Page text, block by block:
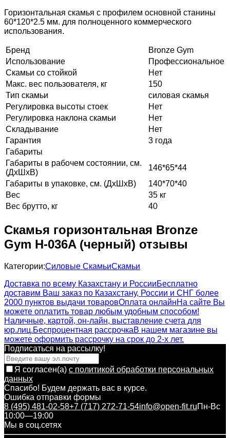
Горизонтальная скамья с профилем основной станины
60*120*2.5 мм. для полноценного коммерческого
использования.
Бренд
Bronze Gym
Использование
Профессиональное
Скамьи со стойкой
Нет
Макс. вес пользователя, кг
150
Тип скамьи
силовая скамья
Регулировка высоты стоек
Нет
Регулировка наклона скамьи
Нет
Складывание
Нет
Гарантия
3 года
Габариты
Габариты в рабочем состоянии, см.
(ДхШхВ)
146*65*44
Габариты в упаковке, см. (ДхШхВ)
140*70*40
Вес
35 кг
Вес брутто, кг
40
Скамья горизонтальная Bronze
Gym H-036A (черный) отзывы
Категории:Силовые СкамьиСкамьи
Доставка по всему Казахстану и РоссииБесплатно
доставим Ваш заказ по Казахстану, России и СНГ более
2000 пунктов выдачи товаровОплата онлайнНа сайте Вы
можете оплатить товар любым удобным способом!
Наличные, картой, он-лайн, выставление счета для
юр.лиц.Беспроцентная рассрочкаВ нашем магазине вы
можете оформить рассрочку на срок до 2-х лет.
Подписаться на рассылкy!
Я согласен(a) с политикой обработки персональных
данных
Спасибо! Будем держать вас в курсе.
Ошибка отправки формы
8 (495) 481-02-58+7 (717) 272-71-54info@open-fit.ruПн-Вс
10:00—19:00
Мы в соц.сетях